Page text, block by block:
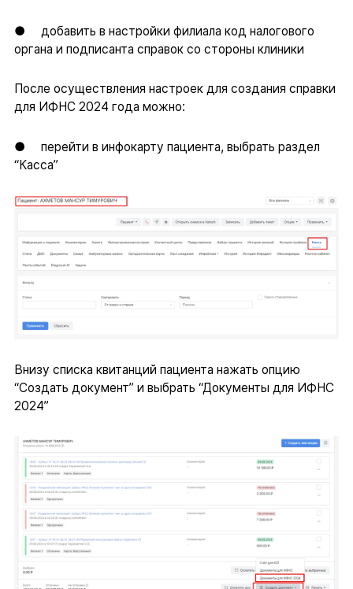
● добавить в настройки филиала код налогового
органа и подписанта справок со стороны клиники
После осуществления настроек для создания справки
для ИФНС 2024 года можно:
● перейти в инфокарту пациента, выбрать раздел
“Касса”
Внизу списка квитанций пациента нажать опцию
“Создать документ” и выбрать “Документы для ИФНС
2024”